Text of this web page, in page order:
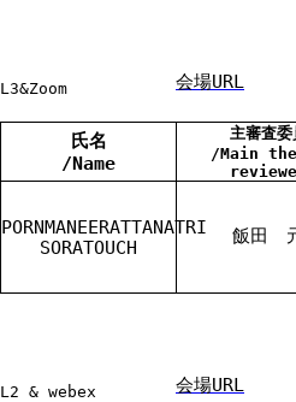
L3&Zoom 会場URL
氏名
/Name
主審査委
/Main
PORNMANEERATTANATRI
SORATOUCH
飯田
L2 & webex 会場URL